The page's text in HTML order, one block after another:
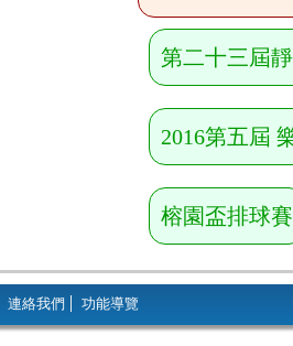
第二十三屆
2016第五屆
榕園盃排球賽
連絡我們 功能導覽